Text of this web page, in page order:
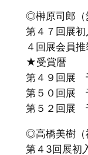
◎榊原司郎（
第４７回展
４回展会員推
★受賞暦
第４９回展
第５０回展
第５２回展
◎高橋美樹（
第４3回展